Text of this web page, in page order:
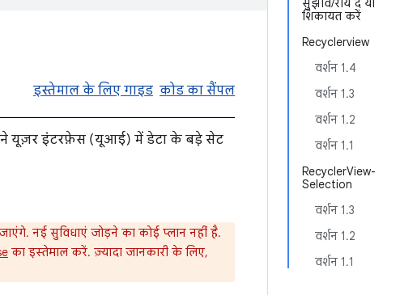
सुझाव/राय दें या
शिकायत करें
Recyclerview
वर्शन 1.4
वर्शन 1.3
वर्शन 1.2
वर्शन 1.1
RecyclerView-
Selection
वर्शन 1.3
वर्शन 1.2
वर्शन 1.1
इस्तेमाल के लिए गाइड कोड का सैंपल
यूज़र इंटरफ़ेस (यूआई) में डेटा के बड़े सेट
नई सुविधाएं जोड़ने का कोई प्लान नहीं है.
का इस्तेमाल करें. ज़्यादा जानकारी के लिए,